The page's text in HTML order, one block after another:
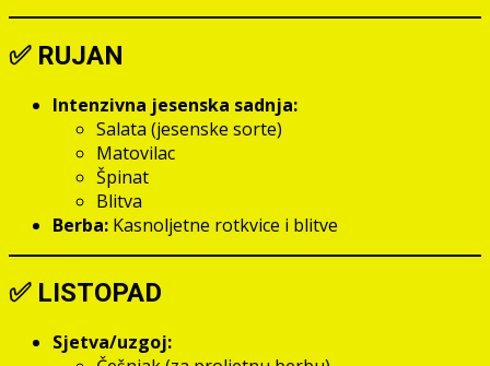
✅ RUJAN
Intenzivna jesenska sadnja:
Salata (jesenske sorte)
Matovilac
Špinat
Blitva
Berba: Kasnoljetne rotkvice i blitve
✅ LISTOPAD
Sjetva/uzgoj: